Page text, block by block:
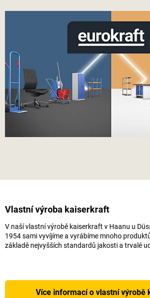
Vlastní výroba kaiserkraft
V naší vlastní výrobě kaiserkraft v Haanu u
1954 sami vyvíjíme a vyrábíme mnoho
základě nejvyšších standardů jakosti a trvalé
Více informací o vlastní výrobě